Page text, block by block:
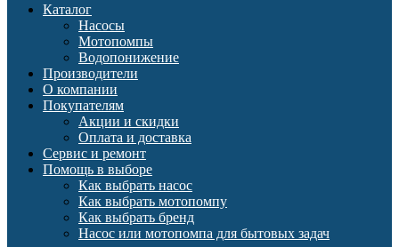
Каталог
Насосы
Мотопомпы
Водопонижение
Производители
О компании
Покупателям
Акции и скидки
Оплата и доставка
Сервис и ремонт
Помощь в выборе
Как выбрать насос
Как выбрать мотопомпу
Как выбрать бренд
Насос или мотопомпа для бытовых задач